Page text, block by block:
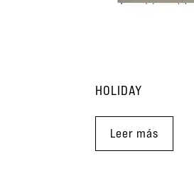
HOLIDAY
Leer más